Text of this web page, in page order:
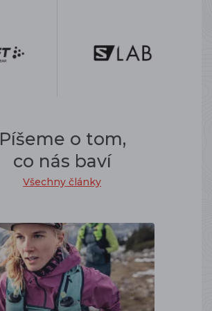
Píšeme o tom,
co nás baví
Všechny články